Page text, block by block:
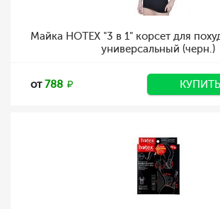
Майка HOTEX "3 в 1" корсет для
универсальный (черн.)
от788 КУПИТЬ